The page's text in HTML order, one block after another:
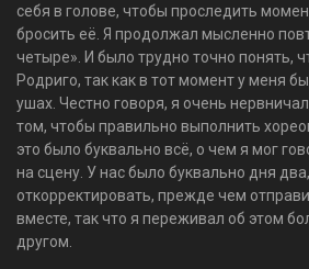
себя в голове, чтобы проследить
бросить её. Я продолжал мысленно
четыре». И было трудно точно понять,
Родриго, так как в тот момент у меня
ушах. Честно говоря, я очень
том, чтобы правильно выполнить
это было буквально всё, о чем я мог
на сцену. У нас было буквально дня
откорректировать, прежде чем
вместе, так что я переживал об этом
другом.